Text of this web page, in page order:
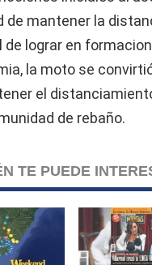
de mantener la
de lograr en
la moto se
el
de rebaño.
TE PUEDE